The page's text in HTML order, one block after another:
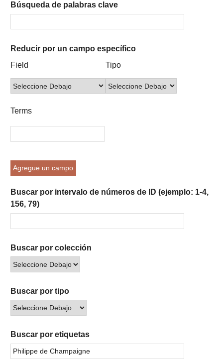
Búsqueda de palabras clave
of
rows
in
por
un
campo
Reducir por un campo específico
Campo
búsqueda
Tipo
búsqueda
Términos
búsqueda
Ensamblador
Búsqueda
Field Tipo
Terms
Agregue un campo
Buscar por intervalo de números de ID (ejemplo: 1-4,
156, 79)
Buscar por colección
Buscar por tipo
Buscar por etiquetas